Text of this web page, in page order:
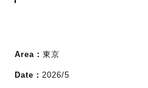
Area： 東京
Date： 2026/5